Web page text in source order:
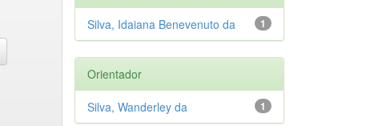
1
Silva, Idaiana Benevenuto da
Orientador
1
Silva, Wanderley da